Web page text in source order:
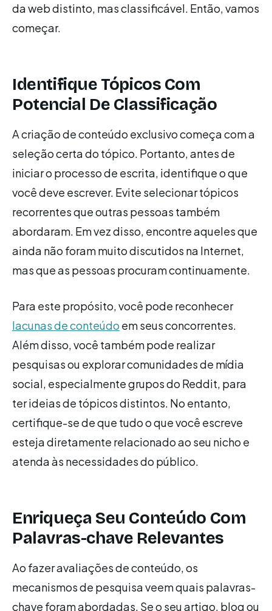
da web distinto, mas classificável. Então, vamos
começar.
Identifique Tópicos Com
Potencial De Classificação
A criação de conteúdo exclusivo começa com a
seleção certa do tópico. Portanto, antes de
iniciar o processo de escrita, identifique o que
você deve escrever. Evite selecionar tópicos
recorrentes que outras pessoas também
abordaram. Em vez disso, encontre aqueles que
ainda não foram muito discutidos na Internet,
mas que as pessoas procuram continuamente.
Para este propósito, você pode reconhecer
lacunas de conteúdo em seus concorrentes.
Além disso, você também pode realizar
pesquisas ou explorar comunidades de mídia
social, especialmente grupos do Reddit, para
ter ideias de tópicos distintos. No entanto,
certifique-se de que tudo o que você escreve
esteja diretamente relacionado ao seu nicho e
atenda às necessidades do público.
Enriqueça Seu Conteúdo Com
Palavras-chave Relevantes
Ao fazer avaliações de conteúdo, os
mecanismos de pesquisa veem quais palavras-
chave foram abordadas. Se o seu artigo, blog ou